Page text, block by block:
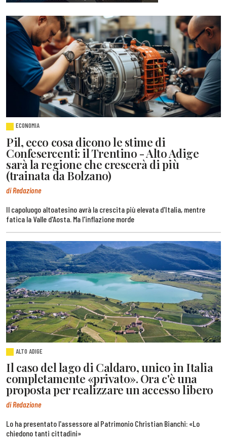
ECONOMIA
Pil, ecco cosa dicono le stime di
Confesercenti: il Trentino - Alto Adige
sarà la regione che crescerà di più
(trainata da Bolzano)
di Redazione
Il capoluogo altoatesino avrà la crescita più elevata d'Italia, mentre
fatica la Valle d'Aosta. Ma l'inflazione morde
ALTO ADIGE
Il caso del lago di Caldaro, unico in Italia
completamente «privato». Ora c'è una
proposta per realizzare un accesso libero
di Redazione
Lo ha presentato l'assessore al Patrimonio Christian Bianchi: «Lo
chiedono tanti cittadini»